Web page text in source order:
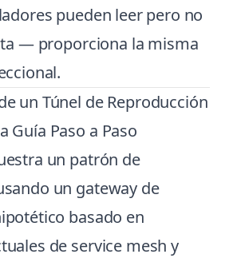
pueden leer pero no
— proporciona la misma
un Túnel de Reproducción
Guía Paso a Paso
un patrón de
un gateway de
basado en
de service mesh y